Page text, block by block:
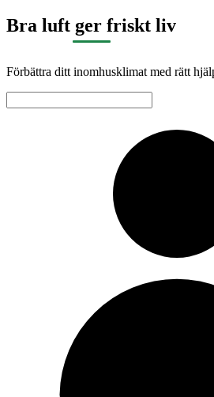
Bra luft ger friskt liv
Förbättra ditt inomhusklimat med rätt